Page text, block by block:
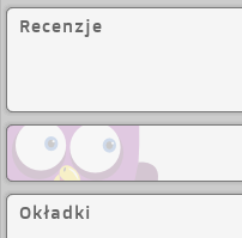
Recenzje
Okładki